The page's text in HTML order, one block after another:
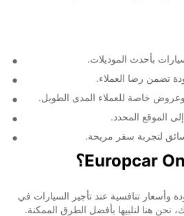
بأحدث الموديلات.
تضمن رضا العملاء.
وعروض خاصة للعملاء المدى الطويل.
الموقع المحدد.
لتجربة سفر مريحة.
وأسعار تنافسية عند تأجير السيارات في